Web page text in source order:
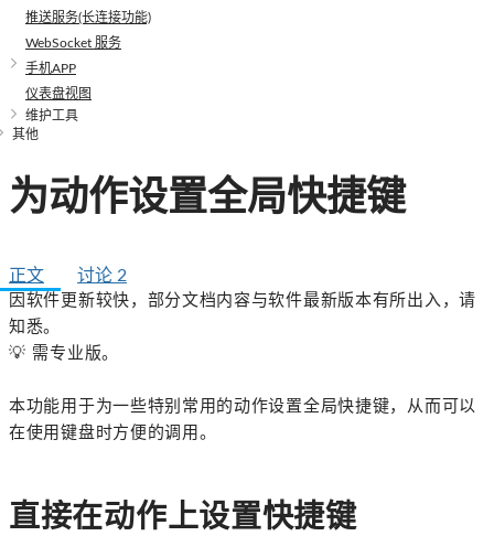
推送服务(长连接功能)
WebSocket 服务
手机APP
仪表盘视图
维护工具
其他
为动作设置全局快捷键
正文 讨论 2
因软件更新较快，部分文档内容与软件最新版本有所出入，请
知悉。
💡 需专业版。
本功能用于为一些特别常用的动作设置全局快捷键，从而可以
在使用键盘时方便的调用。
直接在动作上设置快捷键